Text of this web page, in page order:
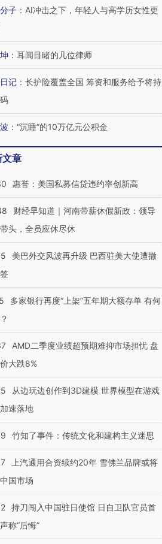
子 ： AI冲击之下，年轻人与高学历女性更
： 耳闻目睹的几位律师
记 ： 长护险覆盖全国 筹资和服务给予将持
： “沉睡”的10万亿元公积金
文章
惠誉：美国私募信贷违约率创新高
财经早知道｜河南带薪休假新政：领导
头，全员应休尽休
美巴外交风波再升级 巴西驻美大使遭撤
多家银行再度“上架”五年期大额存单 有何
AMD二季度业绩超预期难抑市场担忧 盘
大跌8%
从边玩边创作到3D建模 世界模型在游戏
速落地
竹知了事件：传统文化和建构主义迷思
上汽通用合资续约20年 雪佛兰品牌或将
国市场
持刀闯入中国驻日使馆 日自卫队官员首
称“后悔”